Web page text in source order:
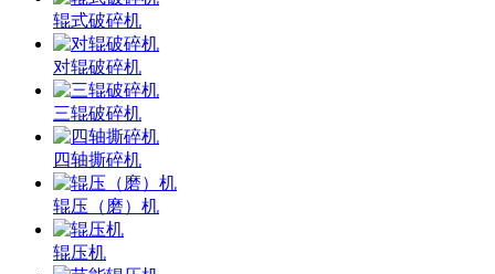
辊式破碎机
对辊破碎机
三辊破碎机
四轴撕碎机
辊压（磨）机
辊压机